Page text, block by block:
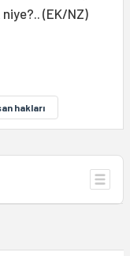
(EK/NZ)
hakları